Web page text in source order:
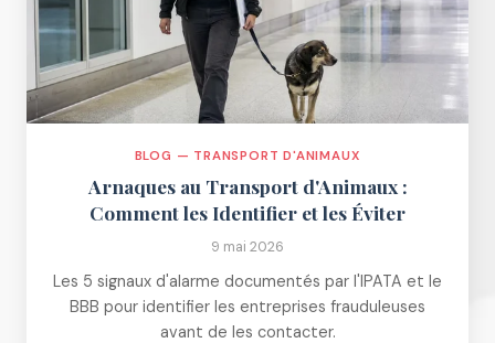
BLOG — TRANSPORT D'ANIMAUX
Arnaques au Transport d'Animaux :
Comment les Identifier et les Éviter
9 mai 2026
Les 5 signaux d'alarme documentés par l'IPATA et le
BBB pour identifier les entreprises frauduleuses
avant de les contacter.